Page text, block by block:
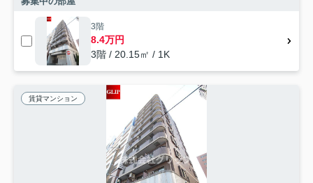
3階
8.4万円
3階 / 20.15㎡ / 1K
賃貸マンション